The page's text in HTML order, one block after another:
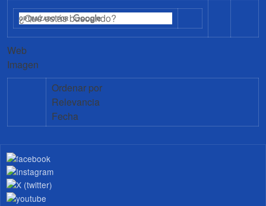
Web
Imagen
Ordenar por
Relevancia
Fecha